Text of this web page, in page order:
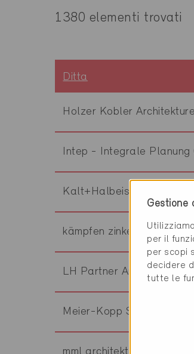
1380 elementi trovati
Ditta
Holzer Kobler
Intep - Integrale Planung
Kalt+Halbeisen
kämpfen zinke + partner
LH Partner Architekten AG
Meier-Kopp Service AG
Gestione
per il
per scopi
decidere
tutte le